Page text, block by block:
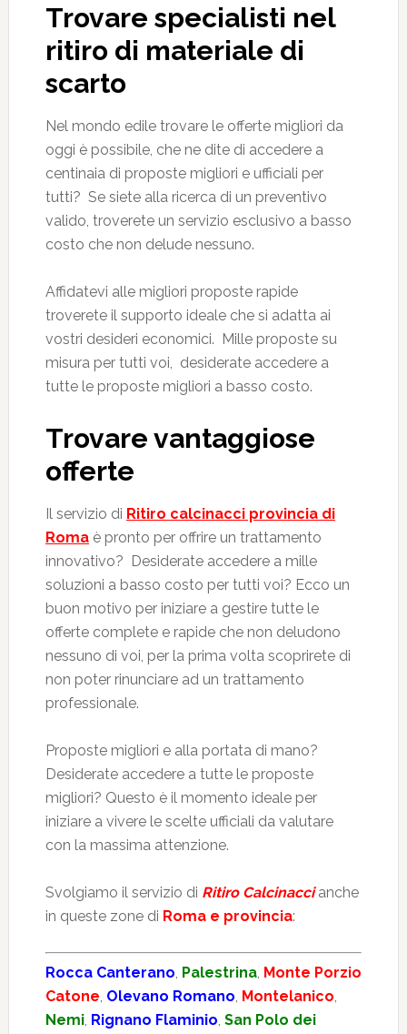
Trovare specialisti nel
ritiro di materiale di
scarto
Nel mondo edile trovare le offerte migliori da
oggi è possibile, che ne dite di accedere a
centinaia di proposte migliori e ufficiali per
tutti? Se siete alla ricerca di un preventivo
valido, troverete un servizio esclusivo a basso
costo che non delude nessuno.
Affidatevi alle migliori proposte rapide
troverete il supporto ideale che si adatta ai
vostri desideri economici. Mille proposte su
misura per tutti voi, desiderate accedere a
tutte le proposte migliori a basso costo.
Trovare vantaggiose
offerte
Il servizio di Ritiro calcinacci provincia di
Romaè pronto per offrire un trattamento
innovativo? Desiderate accedere a mille
soluzioni a basso costo per tutti voi? Ecco un
buon motivo per iniziare a gestire tutte le
offerte complete e rapide che non deludono
nessuno di voi, per la prima volta scoprirete di
non poter rinunciare ad un trattamento
professionale.
Proposte migliori e alla portata di mano?
Desiderate accedere a tutte le proposte
migliori? Questo è il momento ideale per
iniziare a vivere le scelte ufficiali da valutare
con la massima attenzione.
Svolgiamo il servizio di Ritiro Calcinaccianche
in queste zone di Roma e provincia:
Rocca Canterano, Palestrina, Monte Porzio
Catone, Olevano Romano, Montelanico,
Nemi, Rignano Flaminio, San Polo dei